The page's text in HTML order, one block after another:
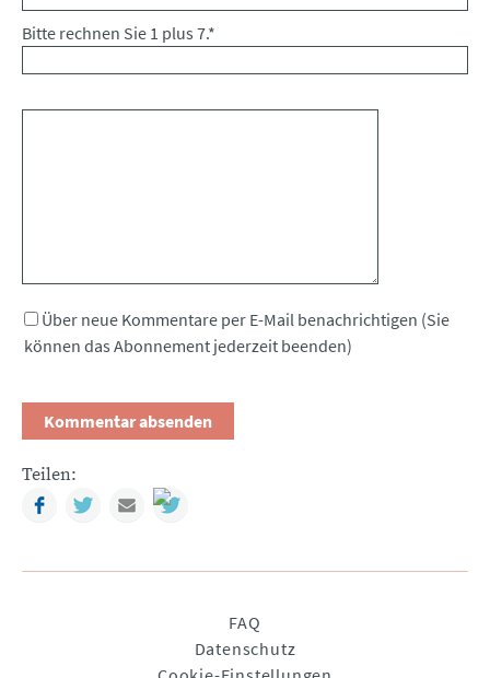
Bitte rechnen Sie 1 plus 7.*
Über neue Kommentare per E-Mail benachrichtigen (Sie
können das Abonnement jederzeit beenden)
Teilen:
FacebookTwitterMail
FAQ
Datenschutz